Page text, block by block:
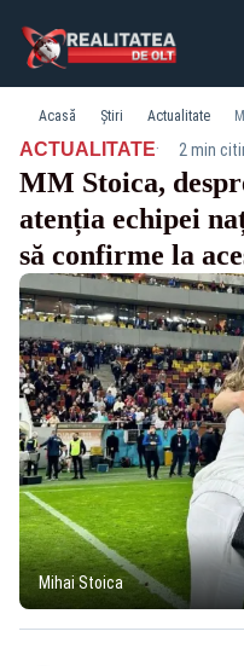
Acasă Știri Actualitate
ACTUALITATE· 2 min
MM Stoica,
atenția echipei
să confirme la
Mihai Stoica